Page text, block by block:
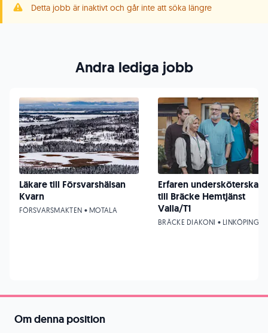
Detta jobb är inaktivt och går inte att söka längre
Om denna position
Andra lediga jobb
Läkare till Försvarshälsan
Kvarn
FÖRSVARSMAKTEN • MOTALA
Erfaren undersköterska
till Bräcke Hemtjänst
Valla/T1
BRÄCKE DIAKONI • LINKÖPING